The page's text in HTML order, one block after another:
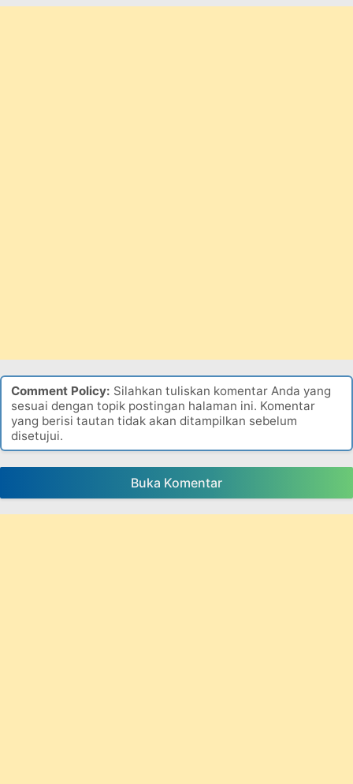
Comment Policy: Silahkan tuliskan komentar Anda yang
sesuai dengan topik postingan halaman ini. Komentar
yang berisi tautan tidak akan ditampilkan sebelum
disetujui.
Buka Komentar